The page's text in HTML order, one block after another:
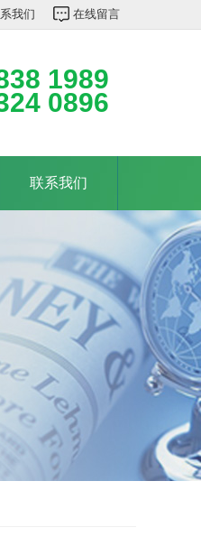
我们 在线留言
1989
0896
联系我们